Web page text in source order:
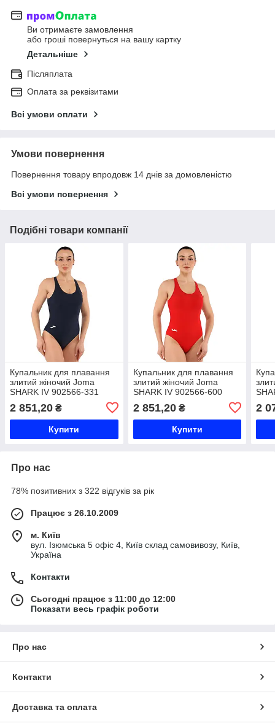
Ви отримаєте замовлення
або гроші повернуться на вашу картку
Детальніше
Післяплата
Оплата за реквізитами
Всі умови оплати
Умови повернення
Повернення товару впродовж 14 днів за домовленістю
Всі умови повернення
Подібні товари компанії
Купальник для плавання
злитий жіночий Joma
SHARK IV 902566-331
902566-331
2 851,20 ₴
Купити
Купальник для плавання
злитий жіночий Joma
SHARK IV 902566-600
902566-600
2 851,20₴
Купити
2
Про нас
78% позитивних з 322 відгуків за рік
Працює з 26.10.2009
м. Київ
вул. Ізюмська 5 офіс 4, Київ склад самовивозу, Київ,
Україна
Контакти
Сьогодні працює з 11:00 до 12:00
Показати весь графік роботи
Про нас
Контакти
Доставка та оплата